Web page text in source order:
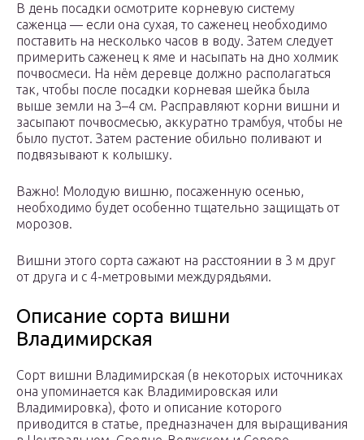
В день посадки осмотрите корневую систему
саженца — если она сухая, то саженец необходимо
поставить на несколько часов в воду. Затем следует
примерить саженец к яме и насыпать на дно холмик
почвосмеси. На нём деревце должно располагаться
так, чтобы после посадки корневая шейка была
выше земли на 3–4 см. Расправляют корни вишни и
засыпают почвосмесью, аккуратно трамбуя, чтобы не
было пустот. Затем растение обильно поливают и
подвязывают к колышку.
Важно! Молодую вишню, посаженную осенью,
необходимо будет особенно тщательно защищать от
морозов.
Вишни этого сорта сажают на расстоянии в 3 м друг
от друга и с 4-метровыми междурядьями.
Описание сорта вишни
Владимирская
Сорт вишни Владимирская (в некоторых источниках
она упоминается как Владимировская или
Владимировка), фото и описание которого
приводится в статье, предназначен для выращивания